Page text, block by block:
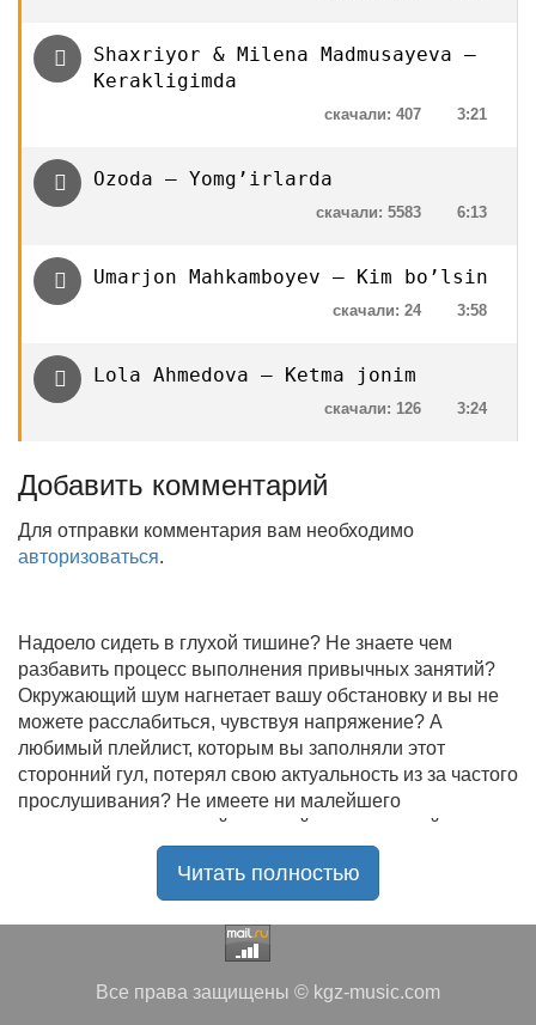
Shaxriyor & Milena Madmusayeva —
Kerakligimda
3:21
скачали: 407
Ozoda — Yomg’irlarda
6:13
скачали: 5583
Umarjon Mahkamboyev — Kim bo’lsin
3:58
скачали: 24
Lola Ahmedova — Ketma jonim
3:24
скачали: 126
Добавить комментарий
Для отправки комментария вам необходимо
авторизоваться.
Надоело сидеть в глухой тишине? Не знаете чем
разбавить процесс выполнения привычных занятий?
Окружающий шум нагнетает вашу обстановку и вы не
можете расслабиться, чувствуя напряжение? А
любимый плейлист, которым вы заполняли этот
сторонний гул, потерял свою актуальность из за частого
прослушивания? Не имеете ни малейшего
представления, где найти новый качественный контент
на замену старому? В таком случае вы обратились по
радостью приветствует своих старых и новых
чудесную подборку самых лучших песен всех времён
Читать полностью
Все права защищены © kgz-music.com